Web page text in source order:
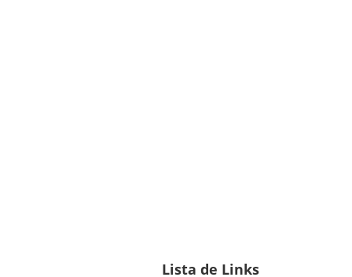
Lista de Links